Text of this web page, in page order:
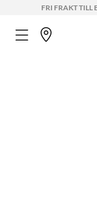
FRI FRAKT TILL